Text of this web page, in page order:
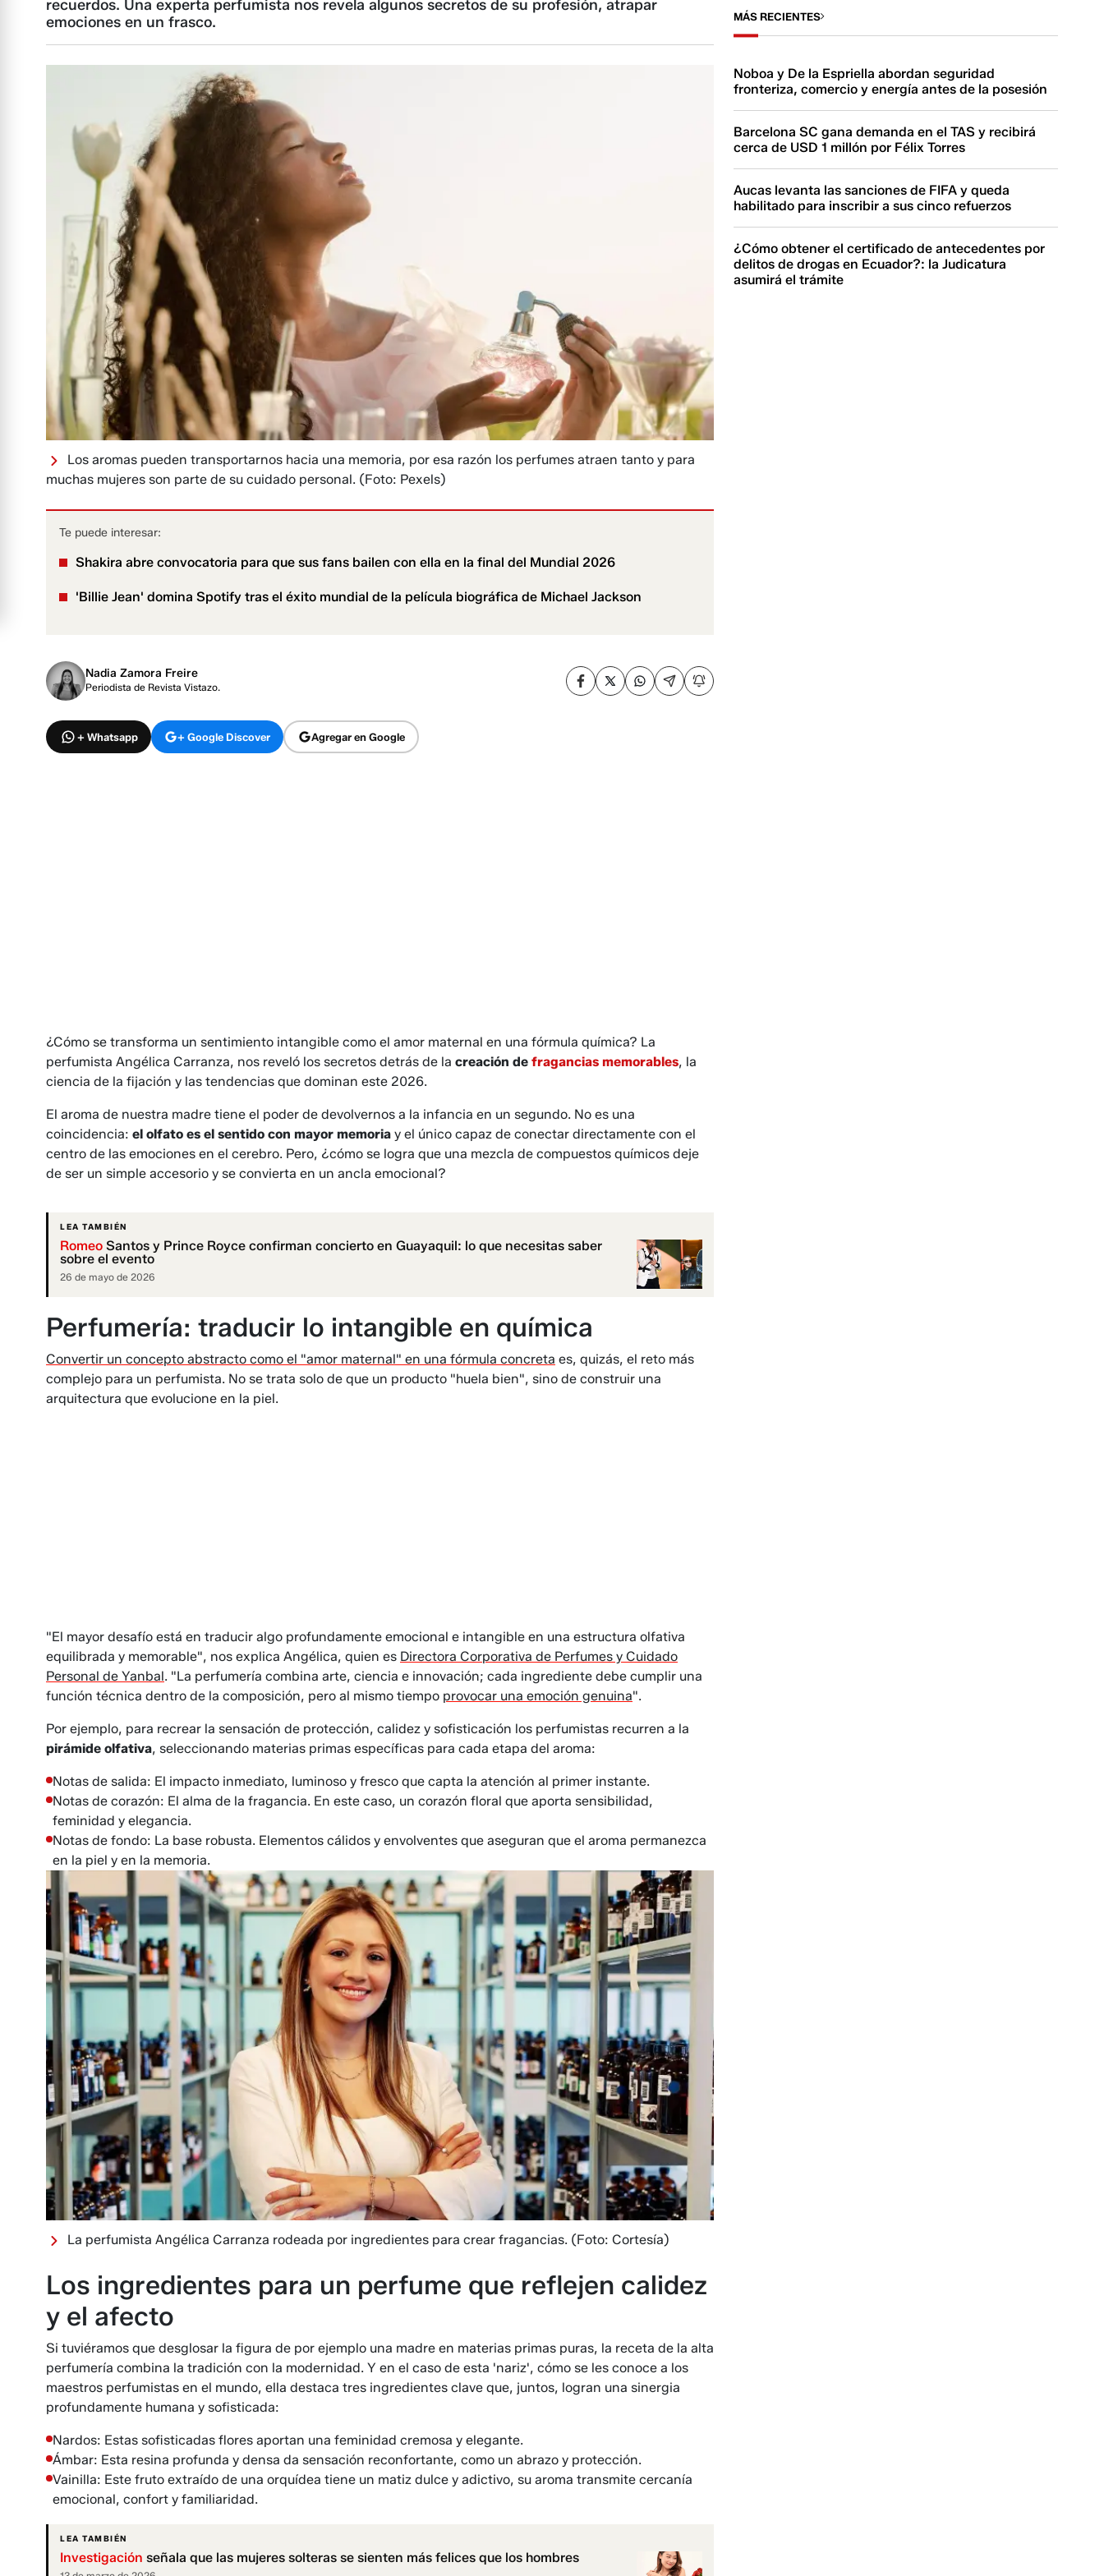
recuerdos. Una experta perfumista nos revela algunos secretos de su profesión, atrapar
emociones en un frasco.
Los aromas pueden transportarnos hacia una memoria, por esa razón los perfumes atraen tanto y para
muchas mujeres son parte de su cuidado personal. (Foto: Pexels)
Te puede interesar:
Shakira abre convocatoria para que sus fans bailen con ella en la final del Mundial 2026
'Billie Jean' domina Spotify tras el éxito mundial de la película biográfica de Michael Jackson
Nadia Zamora Freire
Periodista de Revista Vistazo.
+ Whatsapp + Google Discover Agregar en Google
¿Cómo se transforma un sentimiento intangible como el amor maternal en una fórmula química? La
perfumista Angélica Carranza, nos reveló los secretos detrás de la creación de fragancias memorables, la
ciencia de la fijación y las tendencias que dominan este 2026.
El aroma de nuestra madre tiene el poder de devolvernos a la infancia en un segundo. No es una
coincidencia: el olfato es el sentido con mayor memoria y el único capaz de conectar directamente con el
centro de las emociones en el cerebro. Pero, ¿cómo se logra que una mezcla de compuestos químicos deje
de ser un simple accesorio y se convierta en un ancla emocional?
LEA TAMBIÉN
Romeo Santos y Prince Royce confirman concierto en Guayaquil: lo que necesitas saber
sobre el evento
26 de mayo de 2026
Perfumería: traducir lo intangible en química
Convertir un concepto abstracto como el "amor maternal" en una fórmula concreta es, quizás, el reto más
complejo para un perfumista. No se trata solo de que un producto "huela bien", sino de construir una
arquitectura que evolucione en la piel.
"El mayor desafío está en traducir algo profundamente emocional e intangible en una estructura olfativa
equilibrada y memorable", nos explica Angélica, quien es Directora Corporativa de Perfumes y Cuidado
Personal de Yanbal. "La perfumería combina arte, ciencia e innovación; cada ingrediente debe cumplir una
función técnica dentro de la composición, pero al mismo tiempo provocar una emoción genuina".
Por ejemplo, para recrear la sensación de protección, calidez y sofisticación los perfumistas recurren a la
pirámide olfativa, seleccionando materias primas específicas para cada etapa del aroma:
Notas de salida: El impacto inmediato, luminoso y fresco que capta la atención al primer instante.
Notas de corazón: El alma de la fragancia. En este caso, un corazón floral que aporta sensibilidad,
feminidad y elegancia.
Notas de fondo: La base robusta. Elementos cálidos y envolventes que aseguran que el aroma permanezca
en la piel y en la memoria.
La perfumista Angélica Carranza rodeada por ingredientes para crear fragancias. (Foto: Cortesía)
Los ingredientes para un perfume que reflejen calidez
y el afecto
Si tuviéramos que desglosar la figura de por ejemplo una madre en materias primas puras, la receta de la alta
perfumería combina la tradición con la modernidad. Y en el caso de esta 'nariz', cómo se les conoce a los
maestros perfumistas en el mundo, ella destaca tres ingredientes clave que, juntos, logran una sinergia
profundamente humana y sofisticada:
Nardos: Estas sofisticadas flores aportan una feminidad cremosa y elegante.
Ámbar: Esta resina profunda y densa da sensación reconfortante, como un abrazo y protección.
Vainilla: Este fruto extraído de una orquídea tiene un matiz dulce y adictivo, su aroma transmite cercanía
emocional, confort y familiaridad.
LEA TAMBIÉN
Investigación señala que las mujeres solteras se sienten más felices que los hombres
MÁS RECIENTES
Noboa y De la Espriella abordan seguridad
fronteriza, comercio y energía antes de la posesión
Barcelona SC gana demanda en el TAS y recibirá
cerca de USD 1 millón por Félix Torres
Aucas levanta las sanciones de FIFA y queda
habilitado para inscribir a sus cinco refuerzos
¿Cómo obtener el certificado de antecedentes por
delitos de drogas en Ecuador?: la Judicatura
asumirá el trámite